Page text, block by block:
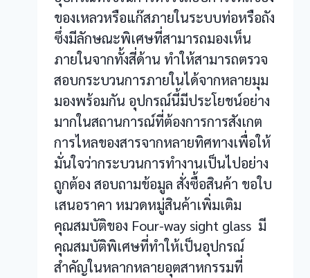
ของเหลวหรือแก๊สภายในระบบท่อหรือถัง
ซึ่งมีลักษณะพิเศษที่สามารถมองเห็น
ภายในจากทั้งสี่ด้าน ทำให้สามารถตรวจ
สอบกระบวนการภายในได้จากหลายมุม
มองพร้อมกัน อุปกรณ์นี้มีประโยชน์อย่าง
มากในสถานการณ์ที่ต้องการการสังเกต
การไหลของสารจากหลายทิศทางเพื่อให้
มั่นใจว่ากระบวนการทำงานเป็นไปอย่าง
ถูกต้อง สอบถามข้อมูล สั่งซื้อสินค้า ขอใบ
เสนอราคา หมวดหมู่สินค้าเพิ่มเติม
คุณสมบัติของ Four-way sight glass มี
คุณสมบัติพิเศษที่ทำให้เป็นอุปกรณ์
สำคัญในหลากหลายอุตสาหกรรมที่